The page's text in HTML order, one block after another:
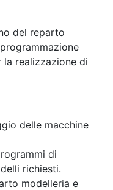
del reparto
la realizzazione di
delle macchine
di
richiesti.
modelleria e